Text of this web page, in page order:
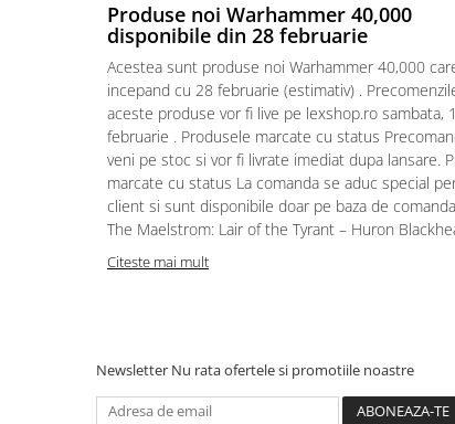
4D Cityscape Time Puzzle
Puzzle 180 piese
Puzzle 12 piese
Puzzle 300 piese
Puzzle 70 piese
Puzzle cu 100 piese
Puzzle 2 in 1
Puzzle 1000 piese panorama
Produse noi Warhammer 40,000
disponibile din 28 februarie
Acestea sunt produse noi Warhammer 40,000
incepand cu 28 februarie (estimativ) .
aceste produse vor fi live pe lexshop.ro sambata,
februarie . Produsele marcate cu status
veni pe stoc si vor fi livrate imediat dupa lansare.
marcate cu status La comanda se aduc special
client si sunt disponibile doar pe baza de
The Maelstrom: Lair of the Tyrant – Huron
Citeste mai mult
Newsletter Nu rata ofertele si promotiile noastre